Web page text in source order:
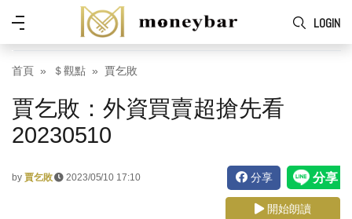
Skip to main content
LOGIN
功
能
表
首頁 ＄觀點 賈乞敗
賈乞敗：外資買賣超搶先看
20230510
by 賈乞敗 2023/05/10 17:10 分享
開始朗讀